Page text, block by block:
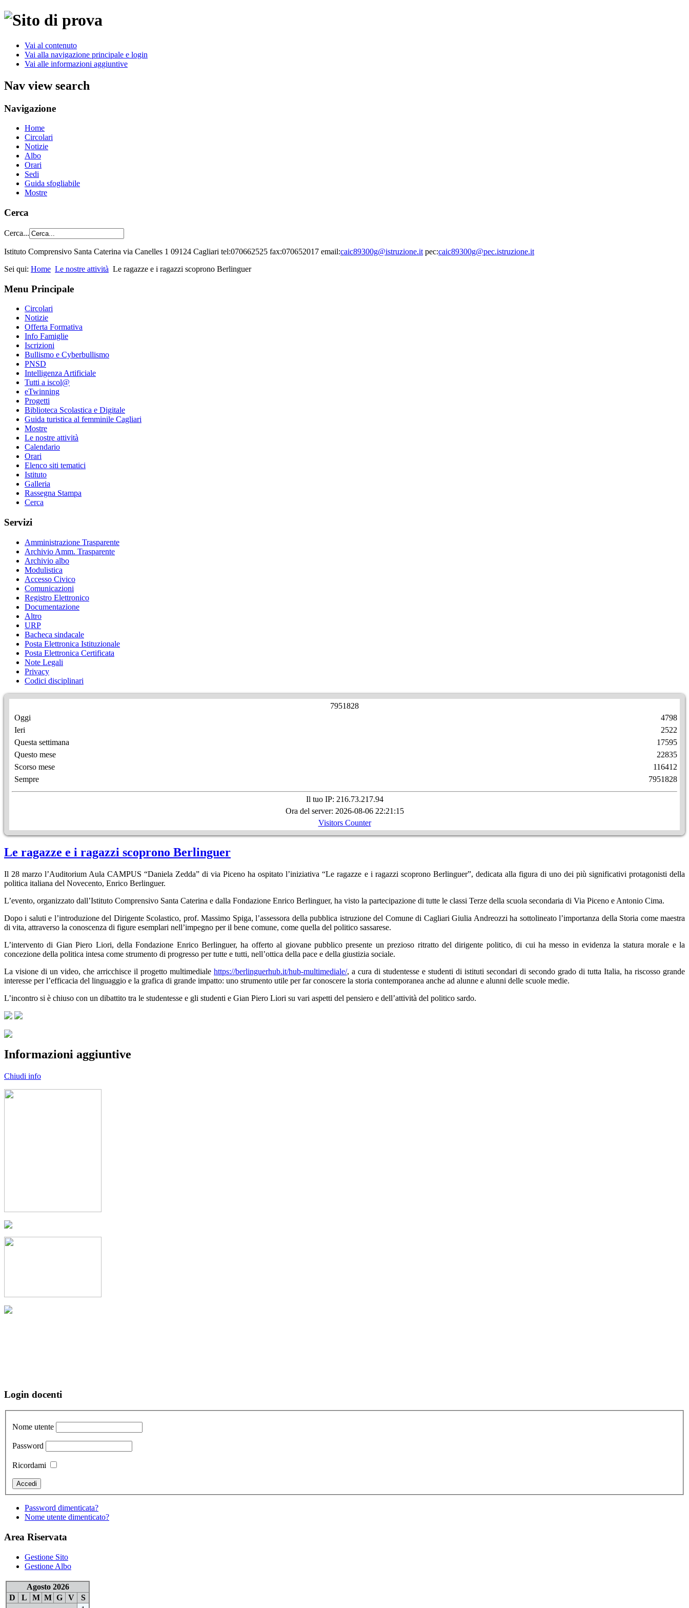
Vai al contenuto
Vai alla navigazione principale e login
Vai alle informazioni aggiuntive
Nav view search
Navigazione
Home
Circolari
Notizie
Albo
Orari
Sedi
Guida sfogliabile
Mostre
Cerca
Cerca...
Istituto Comprensivo Santa Caterina via Canelles 1 09124 Cagliari tel:070662525 fax:070652017 email:caic89300g@istruzione.it pec:caic89300g@pec.istruzione.it
Sei qui: Home Le nostre attività Le ragazze e i ragazzi scoprono Berlinguer
Menu Principale
Circolari
Notizie
Offerta Formativa
Info Famiglie
Iscrizioni
Bullismo e Cyberbullismo
PNSD
Intelligenza Artificiale
Tutti a iscol@
eTwinning
Progetti
Biblioteca Scolastica e Digitale
Guida turistica al femminile Cagliari
Mostre
Le nostre attività
Calendario
Orari
Elenco siti tematici
Istituto
Galleria
Rassegna Stampa
Cerca
Servizi
Amministrazione Trasparente
Archivio Amm. Trasparente
Archivio albo
Modulistica
Accesso Civico
Comunicazioni
Registro Elettronico
Documentazione
Altro
URP
Bacheca sindacale
Posta Elettronica Istituzionale
Posta Elettronica Certificata
Note Legali
Privacy
Codici disciplinari
7951828
Oggi
Ieri
Questa settimana
Questo mese
Scorso mese
Sempre
4798
2522
17595
22835
116412
7951828
Il tuo IP: 216.73.217.94
Ora del server: 2026-08-06 22:21:15
Visitors Counter
Le ragazze e i ragazzi scoprono Berlinguer
Il 28 marzo l’Auditorium Aula CAMPUS “Daniela Zedda” di via Piceno ha ospitato l’iniziativa “Le ragazze e i ragazzi scoprono Berlinguer”, dedicata alla figura di uno dei più significativi protagonisti della
politica italiana del Novecento, Enrico Berlinguer.
L’evento, organizzato dall’Istituto Comprensivo Santa Caterina e dalla Fondazione Enrico Berlinguer, ha visto la partecipazione di tutte le classi Terze della scuola secondaria di Via Piceno e Antonio Cima.
Dopo i saluti e l’introduzione del Dirigente Scolastico, prof. Massimo Spiga, l’assessora della pubblica istruzione del Comune di Cagliari Giulia Andreozzi ha sottolineato l’importanza della Storia come maestra
di vita, attraverso la conoscenza di figure esemplari nell’impegno per il bene comune, come quella del politico sassarese.
L’intervento di Gian Piero Liori, della Fondazione Enrico Berlinguer, ha offerto al giovane pubblico presente un prezioso ritratto del dirigente politico, di cui ha messo in evidenza la statura morale e la
concezione della politica intesa come strumento di progresso per tutte e tutti, nell’ottica della pace e della giustizia sociale.
La visione di un video, che arricchisce il progetto multimediale https://berlinguerhub.it/hub-multimediale/, a cura di studentesse e studenti di istituti secondari di secondo grado di tutta Italia, ha riscosso grande
interesse per l’efficacia del linguaggio e la grafica di grande impatto: uno strumento utile per far conoscere la storia contemporanea anche ad alunne e alunni delle scuole medie.
L’incontro si è chiuso con un dibattito tra le studentesse e gli studenti e Gian Piero Liori su vari aspetti del pensiero e dell’attività del politico sardo.
Informazioni aggiuntive
Chiudi info
Login docenti
Nome utente
Password
Ricordami
Password dimenticata?
Nome utente dimenticato?
Area Riservata
Gestione Sito
Gestione Albo
Agosto 2026
D
L M M G V
S